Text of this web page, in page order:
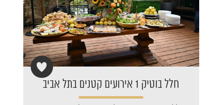
חלל בוטיק 1 אירועים קטנים בתל אביב